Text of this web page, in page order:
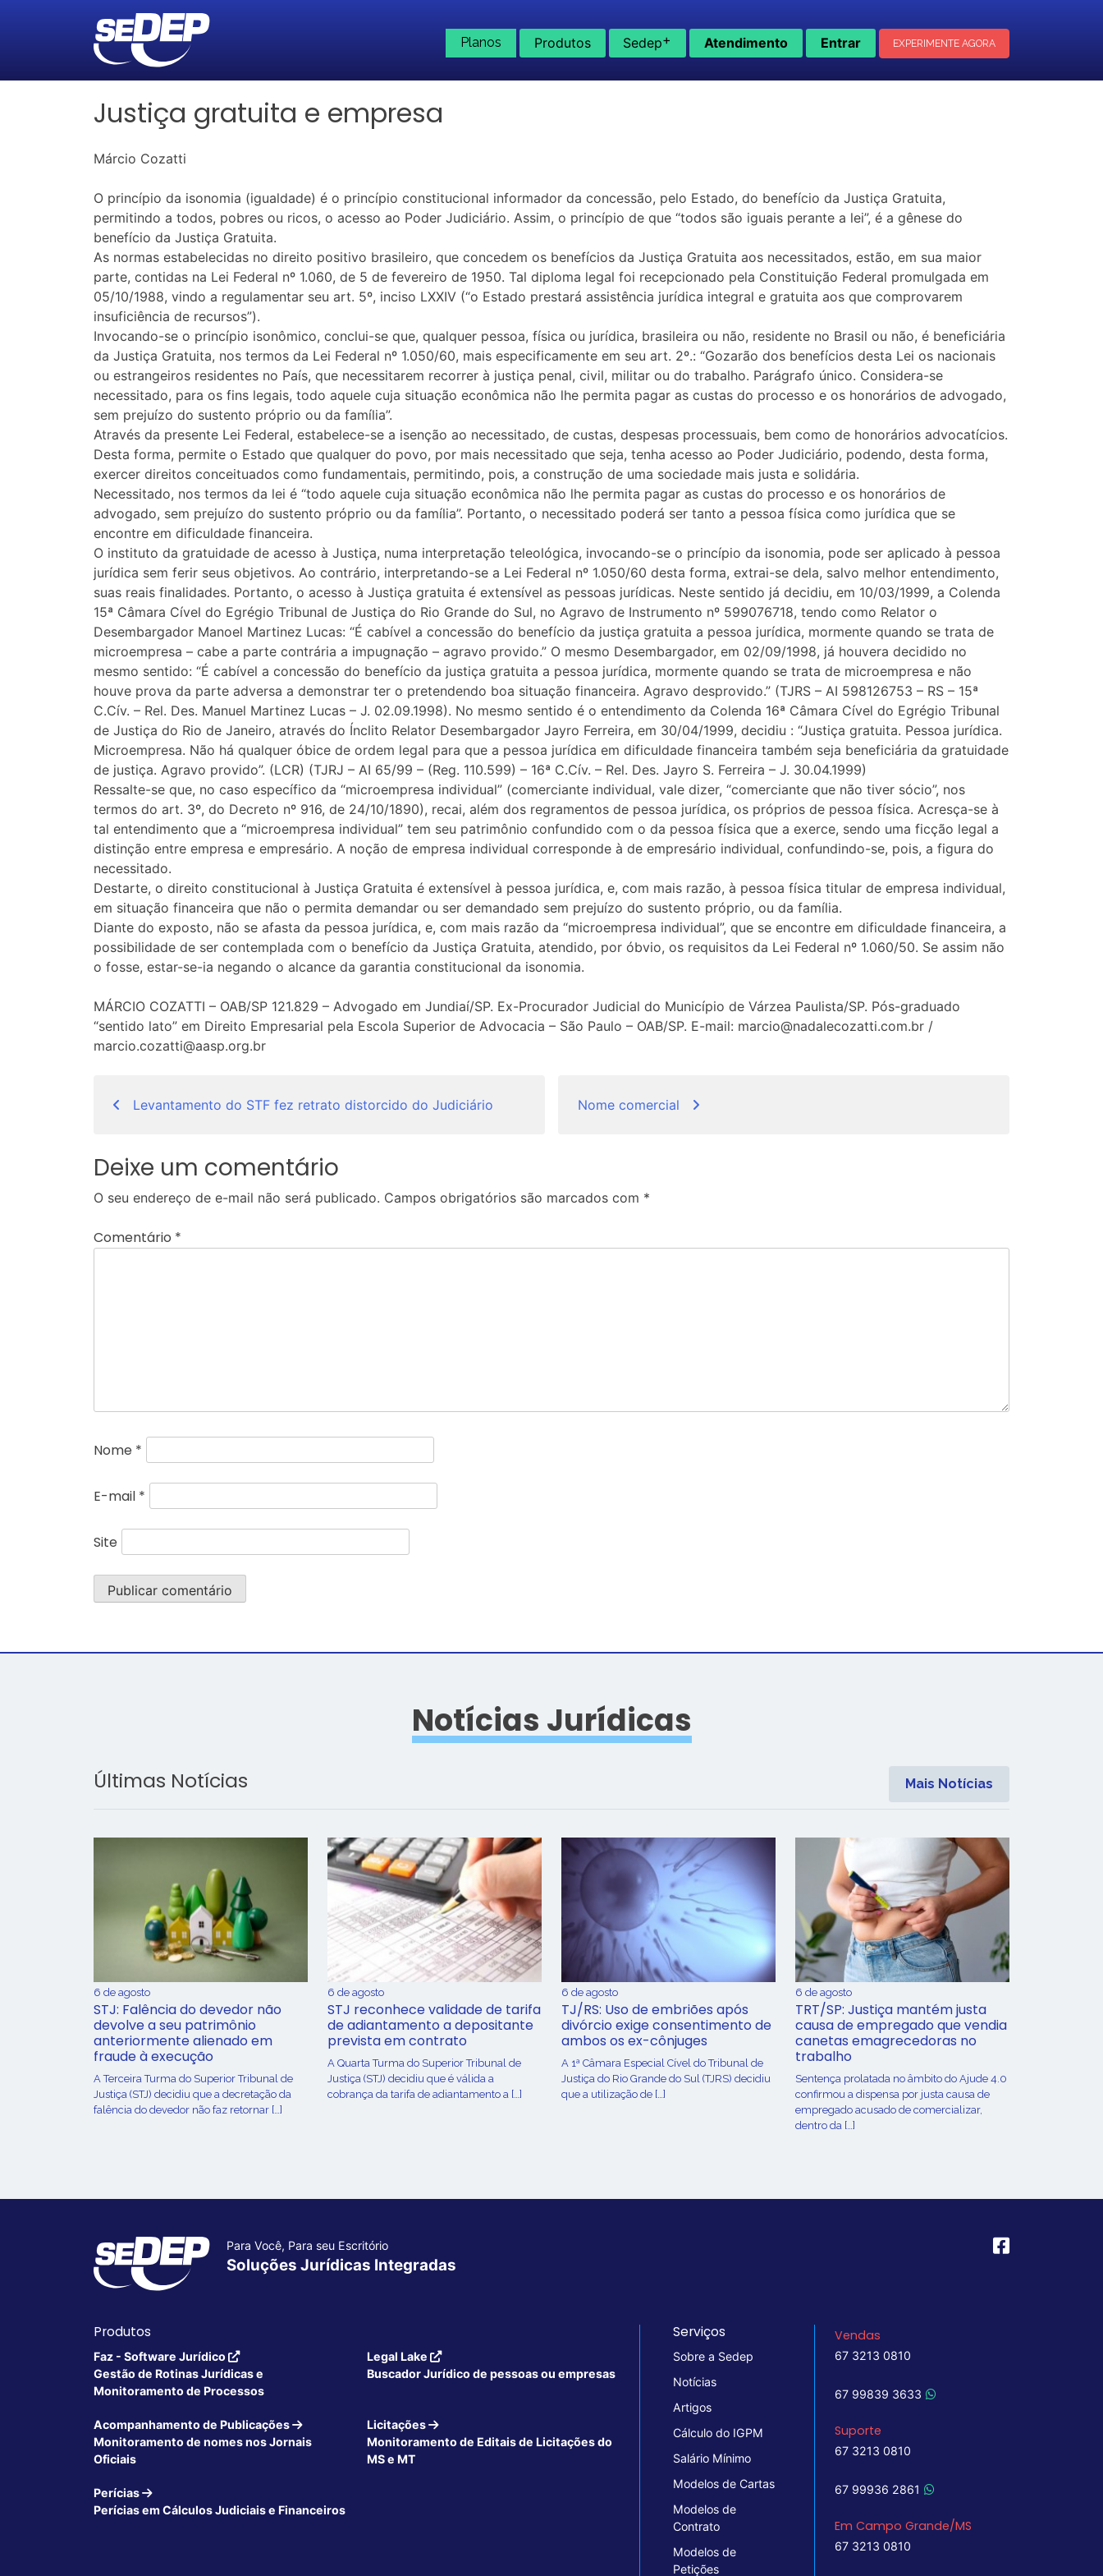
Planos Produtos Sedep+ Atendimento Entrar EXPERIMENTE AGORA
Justiça gratuita e empresa
Márcio Cozatti
O princípio da isonomia (igualdade) é o princípio constitucional informador da concessão, pelo Estado, do benefício da Justiça Gratuita,
permitindo a todos, pobres ou ricos, o acesso ao Poder Judiciário. Assim, o princípio de que “todos são iguais perante a lei”, é a gênese do
benefício da Justiça Gratuita.
As normas estabelecidas no direito positivo brasileiro, que concedem os benefícios da Justiça Gratuita aos necessitados, estão, em sua maior
parte, contidas na Lei Federal nº 1.060, de 5 de fevereiro de 1950. Tal diploma legal foi recepcionado pela Constituição Federal promulgada em
05/10/1988, vindo a regulamentar seu art. 5º, inciso LXXIV (“o Estado prestará assistência jurídica integral e gratuita aos que comprovarem
insuficiência de recursos”).
Invocando-se o princípio isonômico, conclui-se que, qualquer pessoa, física ou jurídica, brasileira ou não, residente no Brasil ou não, é beneficiária
da Justiça Gratuita, nos termos da Lei Federal nº 1.050/60, mais especificamente em seu art. 2º.: “Gozarão dos benefícios desta Lei os nacionais
ou estrangeiros residentes no País, que necessitarem recorrer à justiça penal, civil, militar ou do trabalho. Parágrafo único. Considera-se
necessitado, para os fins legais, todo aquele cuja situação econômica não lhe permita pagar as custas do processo e os honorários de advogado,
sem prejuízo do sustento próprio ou da família”.
Através da presente Lei Federal, estabelece-se a isenção ao necessitado, de custas, despesas processuais, bem como de honorários advocatícios.
Desta forma, permite o Estado que qualquer do povo, por mais necessitado que seja, tenha acesso ao Poder Judiciário, podendo, desta forma,
exercer direitos conceituados como fundamentais, permitindo, pois, a construção de uma sociedade mais justa e solidária.
Necessitado, nos termos da lei é “todo aquele cuja situação econômica não lhe permita pagar as custas do processo e os honorários de
advogado, sem prejuízo do sustento próprio ou da família”. Portanto, o necessitado poderá ser tanto a pessoa física como jurídica que se
encontre em dificuldade financeira.
O instituto da gratuidade de acesso à Justiça, numa interpretação teleológica, invocando-se o princípio da isonomia, pode ser aplicado à pessoa
jurídica sem ferir seus objetivos. Ao contrário, interpretando-se a Lei Federal nº 1.050/60 desta forma, extrai-se dela, salvo melhor entendimento,
suas reais finalidades. Portanto, o acesso à Justiça gratuita é extensível as pessoas jurídicas. Neste sentido já decidiu, em 10/03/1999, a Colenda
15ª Câmara Cível do Egrégio Tribunal de Justiça do Rio Grande do Sul, no Agravo de Instrumento nº 599076718, tendo como Relator o
Desembargador Manoel Martinez Lucas: “É cabível a concessão do benefício da justiça gratuita a pessoa jurídica, mormente quando se trata de
microempresa – cabe a parte contrária a impugnação – agravo provido.” O mesmo Desembargador, em 02/09/1998, já houvera decidido no
mesmo sentido: “É cabível a concessão do benefício da justiça gratuita a pessoa jurídica, mormente quando se trata de microempresa e não
houve prova da parte adversa a demonstrar ter o pretendendo boa situação financeira. Agravo desprovido.” (TJRS – AI 598126753 – RS – 15ª
C.Cív. – Rel. Des. Manuel Martinez Lucas – J. 02.09.1998). No mesmo sentido é o entendimento da Colenda 16ª Câmara Cível do Egrégio Tribunal
de Justiça do Rio de Janeiro, através do Ínclito Relator Desembargador Jayro Ferreira, em 30/04/1999, decidiu : “Justiça gratuita. Pessoa jurídica.
Microempresa. Não há qualquer óbice de ordem legal para que a pessoa jurídica em dificuldade financeira também seja beneficiária da gratuidade
de justiça. Agravo provido”. (LCR) (TJRJ – AI 65/99 – (Reg. 110.599) – 16ª C.Cív. – Rel. Des. Jayro S. Ferreira – J. 30.04.1999)
Ressalte-se que, no caso específico da “microempresa individual” (comerciante individual, vale dizer, “comerciante que não tiver sócio”, nos
termos do art. 3º, do Decreto nº 916, de 24/10/1890), recai, além dos regramentos de pessoa jurídica, os próprios de pessoa física. Acresça-se à
tal entendimento que a “microempresa individual” tem seu patrimônio confundido com o da pessoa física que a exerce, sendo uma ficção legal a
distinção entre empresa e empresário. A noção de empresa individual corresponde à de empresário individual, confundindo-se, pois, a figura do
necessitado.
Destarte, o direito constitucional à Justiça Gratuita é extensível à pessoa jurídica, e, com mais razão, à pessoa física titular de empresa individual,
em situação financeira que não o permita demandar ou ser demandado sem prejuízo do sustento próprio, ou da família.
Diante do exposto, não se afasta da pessoa jurídica, e, com mais razão da “microempresa individual”, que se encontre em dificuldade financeira, a
possibilidade de ser contemplada com o benefício da Justiça Gratuita, atendido, por óbvio, os requisitos da Lei Federal nº 1.060/50. Se assim não
o fosse, estar-se-ia negando o alcance da garantia constitucional da isonomia.
MÁRCIO COZATTI – OAB/SP 121.829 – Advogado em Jundiaí/SP. Ex-Procurador Judicial do Município de Várzea Paulista/SP. Pós-graduado
“sentido lato” em Direito Empresarial pela Escola Superior de Advocacia – São Paulo – OAB/SP. E-mail: marcio@nadalecozatti.com.br /
marcio.cozatti@aasp.org.br
Navegação
de
Post
Levantamento do STF fez retrato distorcido do Judiciário Nome comercial
Deixe um comentário
O seu endereço de e-mail não será publicado. Campos obrigatórios são marcados com *
Comentário *
Nome *
E-mail *
Site
Notícias Jurídicas
Últimas Notícias Mais Notícias
6 de agosto
STJ: Falência do devedor não
devolve a seu patrimônio
anteriormente alienado em
fraude à execução
A Terceira Turma do Superior Tribunal de
Justiça (STJ) decidiu que a decretação da
falência do devedor não faz retornar […]
6 de agosto
STJ reconhece validade de tarifa
de adiantamento a depositante
prevista em contrato
A Quarta Turma do Superior Tribunal de
Justiça (STJ) decidiu que é válida a
cobrança da tarifa de adiantamento a […]
6 de agosto
TJ/RS: Uso de embriões após
divórcio exige consentimento de
ambos os ex-cônjuges
A 1ª Câmara Especial Cível do Tribunal de
Justiça do Rio Grande do Sul (TJRS) decidiu
que a utilização de […]
6 de agosto
TRT/SP: Justiça mantém justa
causa de empregado que vendia
canetas emagrecedoras no
trabalho
Sentença prolatada no âmbito do Ajude 4.0
confirmou a dispensa por justa causa de
empregado acusado de comercializar,
dentro da […]
Para Você, Para seu Escritório
Soluções Jurídicas Integradas
Produtos
Faz - Software Jurídico
Gestão de Rotinas Jurídicas e
Monitoramento de Processos
Legal Lake
Buscador Jurídico de pessoas ou empresas
Acompanhamento de Publicações
Monitoramento de nomes nos Jornais
Oficiais
Licitações
Monitoramento de Editais de Licitações do
MS e MT
Perícias
Perícias em Cálculos Judiciais e Financeiros
Serviços
Sobre a Sedep
Notícias
Artigos
Cálculo do IGPM
Salário Mínimo
Modelos de Cartas
Modelos de
Contrato
Modelos de
Petições
Vendas
67 3213 0810
67 99839 3633
Suporte
67 3213 0810
67 99936 2861
Em Campo Grande/MS
67 3213 0810